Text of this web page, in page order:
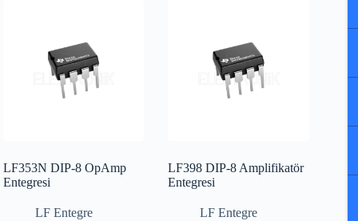
LF353N DIP-8 OpAmp
Entegresi
LF Entegre
LF398 DIP-8 Amplifikatör
Entegresi
LF Entegre